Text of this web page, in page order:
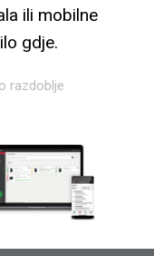
ili mobilne
gdje.
razdoblje